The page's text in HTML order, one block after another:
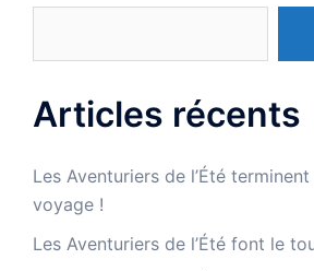
Articles récents
Les Aventuriers de l’Été
voyage !
Les Aventuriers de l’Été font le